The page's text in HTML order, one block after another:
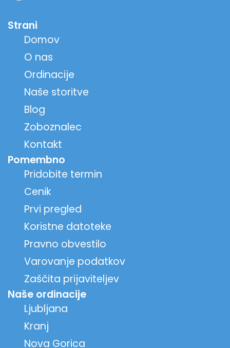
Strani
Domov
O nas
Ordinacije
Naše storitve
Blog
Zoboznalec
Kontakt
Pomembno
Pridobite termin
Cenik
Prvi pregled
Koristne datoteke
Pravno obvestilo
Varovanje podatkov
Zaščita prijaviteljev
Naše ordinacije
Ljubljana
Kranj
Nova Gorica